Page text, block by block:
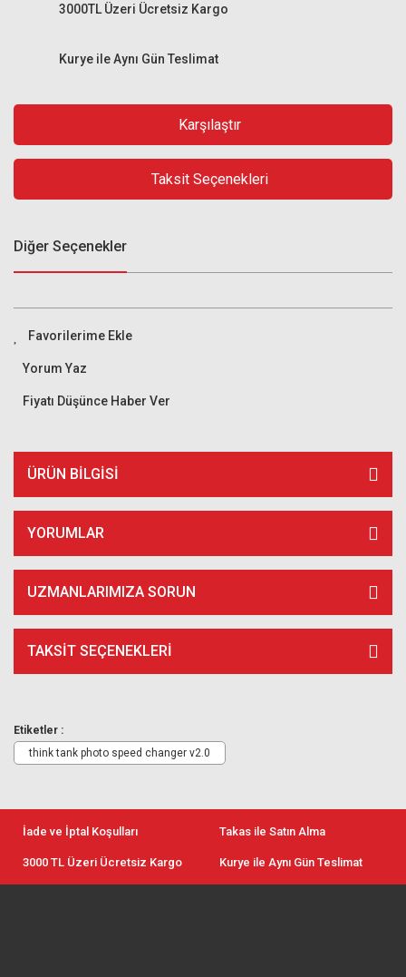
Kurye ile Aynı Gün Teslimat
3000TL Üzeri Ücretsiz Kargo
Karşılaştır
Taksit Seçenekleri
Diğer Seçenekler
Yorum Yaz
Fiyatı Düşünce Haber Ver
ÜRÜN BILGISI
YORUMLAR
UZMANLARIMIZA SORUN
TAKSIT SEÇENEKLERI
Etiketler :
think tank photo speed changer v2.0
İade ve İptal Koşulları Takas ile Satın Alma
3000 TL Üzeri Ücretsiz Kargo Kurye ile Aynı Gün Teslimat